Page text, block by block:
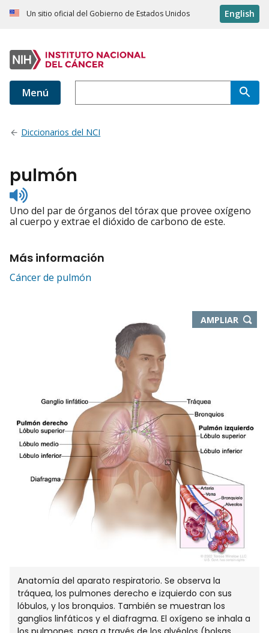
Un sitio oficial del Gobierno de Estados Unidos English
Menú
Diccionarios del NCI
pulmón
Listen
to
pronunciation
Uno del par de órganos del tórax que provee oxígeno
al cuerpo y extrae el dióxido de carbono de este.
Más información
Cáncer de pulmón
AMPLIAR-
ABRE
Anatomía del aparato respiratorio. Se observa la
tráquea, los pulmones derecho e izquierdo con sus
lóbulos, y los bronquios. También se muestran los
ganglios linfáticos y el diafragma. El oxígeno se inhala a